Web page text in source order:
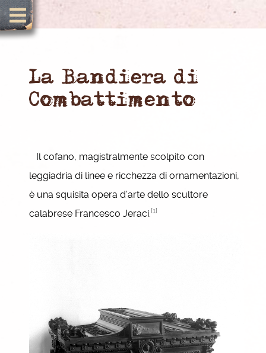
La Bandiera di
Combattimento
Il cofano, magistralmente scolpito con
leggiadria di linee e ricchezza di ornamentazioni,
è una squisita opera d’arte dello scultore
calabrese Francesco Jeraci.[1]